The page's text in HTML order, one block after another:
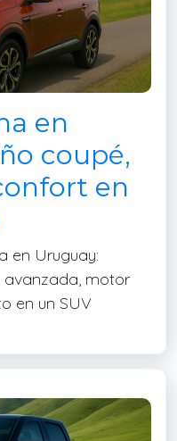
en
coupé,
en
en Uruguay:
avanzada, motor
en un SUV